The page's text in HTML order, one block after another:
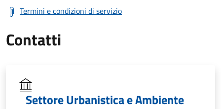
Termini e condizioni di servizio
Contatti
Settore Urbanistica e Ambiente